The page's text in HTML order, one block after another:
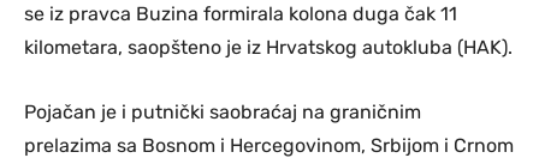
se iz pravca Buzina formirala kolona duga čak 11
kilometara, saopšteno je iz Hrvatskog autokluba (HAK).
Pojačan je i putnički saobraćaj na graničnim
prelazima sa Bosnom i Hercegovinom, Srbijom i Crnom